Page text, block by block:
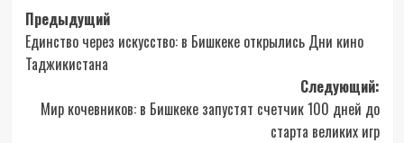
Навигация
записи
Предыдущий
Единство через искусство: в Бишкеке открылись Дни кино
Таджикистана
Следующий:
Мир кочевников: в Бишкеке запустят счетчик 100 дней до
старта великих игр